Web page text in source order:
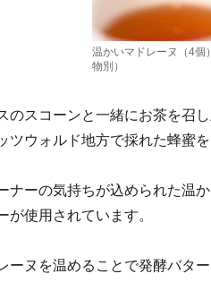
温かいマドレーヌ（4
物別）
のスコーンと一緒にお茶を召
ツウォルド地方で採れた蜂蜜
ナーの気持ちが込められた温
が使用されています。
ーヌを温めることで発酵バタ